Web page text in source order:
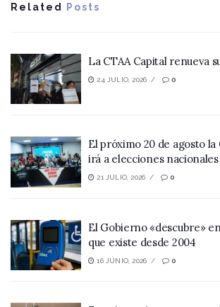
Related Posts
La CTAA Capital renueva
24 JULIO, 2026 0
El próximo 20 de agosto la
irá a elecciones nacionales
21 JULIO, 2026 0
El Gobierno «descubre»
que existe desde 2004
16 JUNIO, 2026 0